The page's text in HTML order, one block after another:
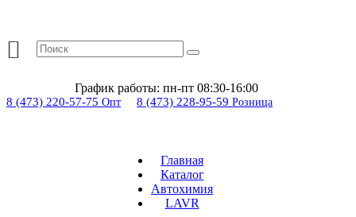
График работы: пн-пт 08:30-16:00
8 (473) 220-57-75 Опт 8 (473) 228-95-59 Розница
Главная
Каталог
Автохимия
LAVR